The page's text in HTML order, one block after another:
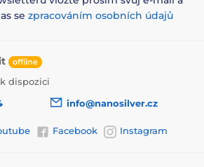
se zpracováním osobních údajů
offline
dispozici
info@nanosilver.cz
Facebook Instagram